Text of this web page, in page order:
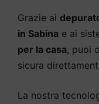
Grazie ai
in Sabina e ai
per la casa, puoi
sicura
La nostra